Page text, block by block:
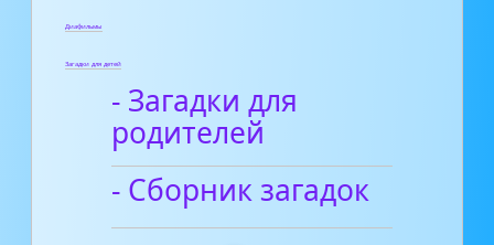
Диафильмы
Загадки для детей
- Загадки для
родителей
- Сборник загадок